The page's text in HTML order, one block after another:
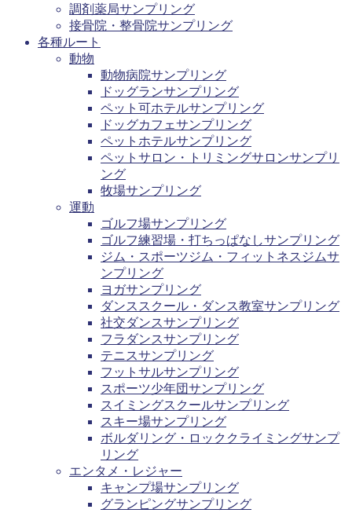
調剤薬局サンプリング
接骨院・整骨院サンプリング
各種ルート
動物
動物病院サンプリング
ドッグランサンプリング
ペット可ホテルサンプリング
ドッグカフェサンプリング
ペットホテルサンプリング
ペットサロン・トリミングサロンサンプリ
ング
牧場サンプリング
運動
ゴルフ場サンプリング
ゴルフ練習場・打ちっぱなしサンプリング
ジム・スポーツジム・フィットネスジムサ
ンプリング
ヨガサンプリング
ダンススクール・ダンス教室サンプリング
社交ダンスサンプリング
フラダンスサンプリング
テニスサンプリング
フットサルサンプリング
スポーツ少年団サンプリング
スイミングスクールサンプリング
スキー場サンプリング
ボルダリング・ロッククライミングサンプ
リング
エンタメ・レジャー
キャンプ場サンプリング
グランピングサンプリング